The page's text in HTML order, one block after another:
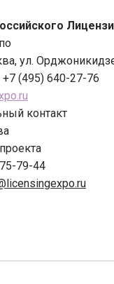
ул.
(495) 640-27-76
контакт
79-44